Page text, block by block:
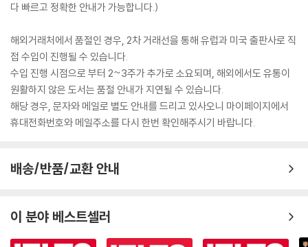
다 빠르고 정확한 안내가 가능합니다.)
해외거래처에서 품절인 경우, 2차 거래선을 통해 유럽과 미국 출판사로 직
접 수입이 진행될 수 있습니다.
수입 진행 시점으로 부터 2~3주가 추가로 소요되며, 해외에서도 유통이
원활하지 않은 도서는 품절 안내가 지연될 수 있습니다.
해당 경우, 문자와 메일로 별도 안내를 드리고 있사오니 마이페이지에서
휴대전화번호와 메일주소를 다시 한번 확인해주시기 바랍니다.
배송/반품/교환 안내
이 분야 베스트셀러